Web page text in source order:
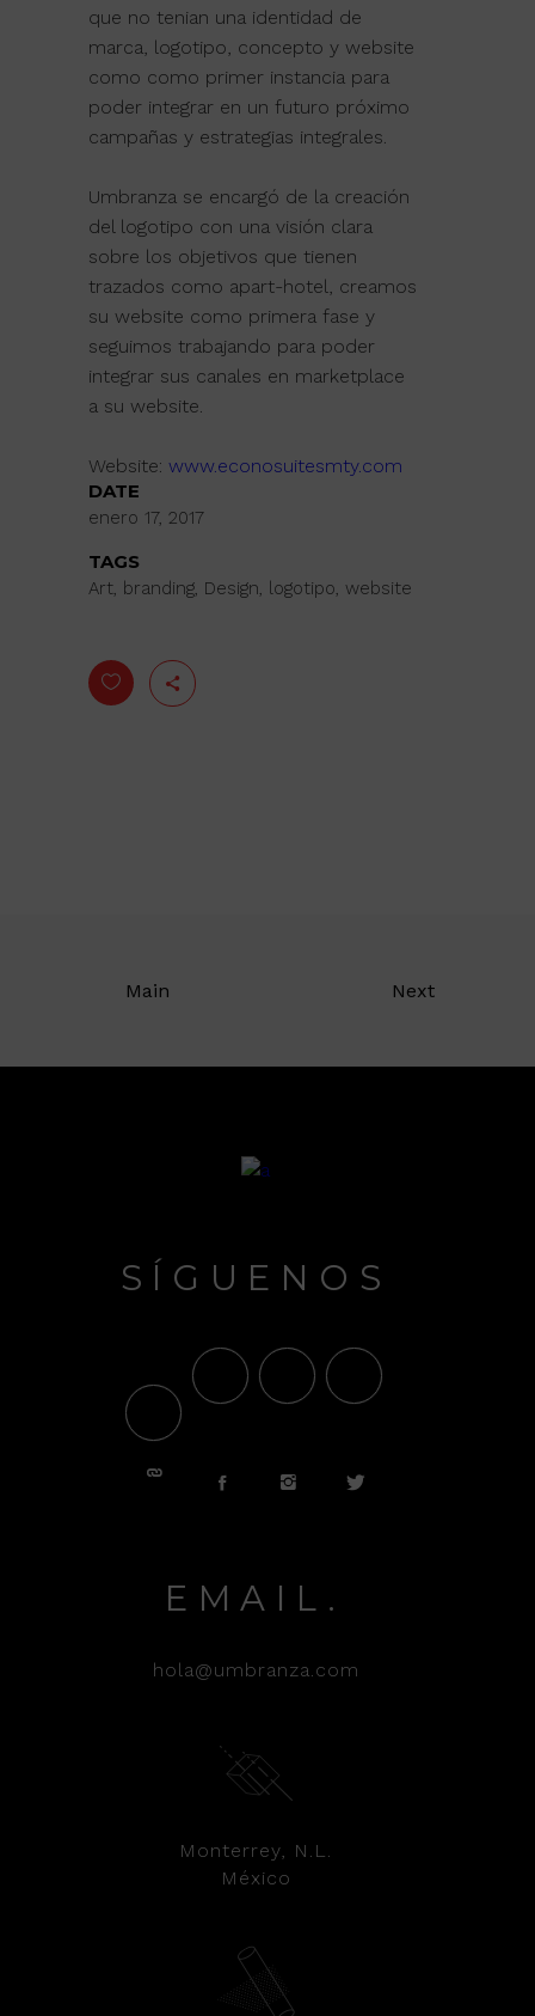
que no tenian una identidad de
marca, logotipo, concepto y website
como como primer instancia para
poder integrar en un futuro próximo
campañas y estrategias integrales.
Umbranza se encargó de la creación
del logotipo con una visión clara
sobre los objetivos que tienen
trazados como apart-hotel, creamos
su website como primera fase y
seguimos trabajando para poder
integrar sus canales en marketplace
a su website.
Website: www.econosuitesmty.com
DATE
enero 17, 2017
TAGS
Art, branding, Design, logotipo, website
Main Next
SÍGUENOS
EMAIL.
hola@umbranza.com
Monterrey, N.L.
México